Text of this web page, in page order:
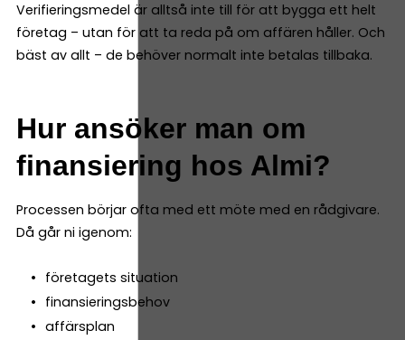
Verifieringsmedel är alltså inte till för att bygga ett helt
företag – utan för att ta reda på om affären håller. Och
bäst av allt – de behöver normalt inte betalas tillbaka.
Hur ansöker man om
finansiering hos Almi?
Processen börjar ofta med ett möte med en rådgivare.
Då går ni igenom:
företagets situation
finansieringsbehov
affärsplan